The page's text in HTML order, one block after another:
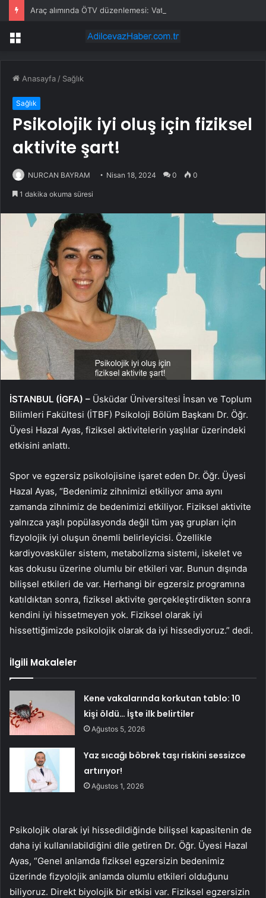
Menü
Anasayfa / Sağlık
Sağlık
Psikolojik iyi oluş için fiziksel
aktivite şart!
NURCAN BAYRAM Nisan 18, 2024 0 0
1 dakika okuma süresi
İSTANBUL (İGFA) – Üsküdar Üniversitesi İnsan ve Toplum
Bilimleri Fakültesi (İTBF) Psikoloji Bölüm Başkanı Dr. Öğr.
Üyesi Hazal Ayas, fiziksel aktivitelerin yaşlılar üzerindeki
etkisini anlattı.
Spor ve egzersiz psikolojisine işaret eden Dr. Öğr. Üyesi
Hazal Ayas, “Bedenimiz zihnimizi etkiliyor ama aynı
zamanda zihnimiz de bedenimizi etkiliyor. Fiziksel aktivite
yalnızca yaşlı popülasyonda değil tüm yaş grupları için
fizyolojik iyi oluşun önemli belirleyicisi. Özellikle
kardiyovasküler sistem, metabolizma sistemi, iskelet ve
kas dokusu üzerine olumlu bir etkileri var. Bunun dışında
bilişsel etkileri de var. Herhangi bir egzersiz programına
katıldıktan sonra, fiziksel aktivite gerçekleştirdikten sonra
kendini iyi hissetmeyen yok. Fiziksel olarak iyi
hissettiğimizde psikolojik olarak da iyi hissediyoruz.” dedi.
İlgili Makaleler
Kene vakalarında korkutan tablo: 10
kişi öldü… İşte ilk belirtiler
Ağustos 5, 2026
Yaz sıcağı böbrek taşı riskini sessizce
artırıyor!
Ağustos 1, 2026
Psikolojik olarak iyi hissedildiğinde bilişsel kapasitenin de
daha iyi kullanılabildiğini dile getiren Dr. Öğr. Üyesi Hazal
Ayas, “Genel anlamda fiziksel egzersizin bedenimiz
üzerinde fizyolojik anlamda olumlu etkileri olduğunu
biliyoruz. Direkt biyolojik bir etkisi var. Fiziksel egzersizin